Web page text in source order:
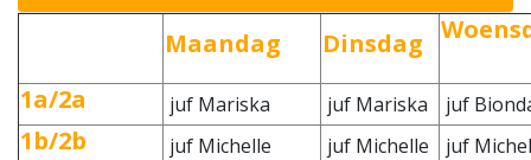
Maandag Dinsdag
1a/2a juf Mariska juf Mariska juf
1b/2b juf Michelle juf Michelle juf